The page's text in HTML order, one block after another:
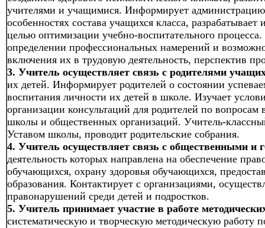
учителями и учащимися. Информирует
особенностях состава учащихся класса, разрабатывает
целью оптимизации учебно-воспитательного
определении профессиональных намерений и
включения их в трудовую деятельность, перспектив
3. Учитель осуществляет связь с родителями
их детей. Информирует родителей о состоянии
воспитания личности их детей в школе. Изучает
организации консультаций для родителей по
школы и общественных организаций. Учитель-
Уставом школы, проводит родительские собрания.
4. Учитель осуществляет связь с общественными и
деятельность которых направлена на обеспечение
обучающихся, охрану здоровья обучающихся,
образования. Контактирует с организациями,
правонарушений среди детей и подростков.
5. Учитель принимает участие в работе
систематическую и творческую методическую работу